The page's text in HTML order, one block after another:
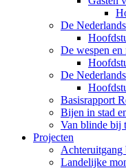
De
De wespen en
De
Basisrapport
Bijen in stad
Van blinde bij
Projecten
Achteruitgang
Landelijke